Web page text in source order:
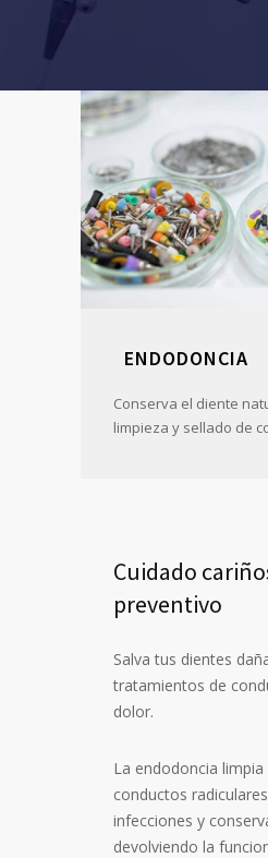
ENDODONCIA
Conserva el diente
limpieza y sellado de
Cuidado
preventivo
Salva tus dientes
tratamientos de
dolor.
La endodoncia limpia
conductos
infecciones y
devolviendo la